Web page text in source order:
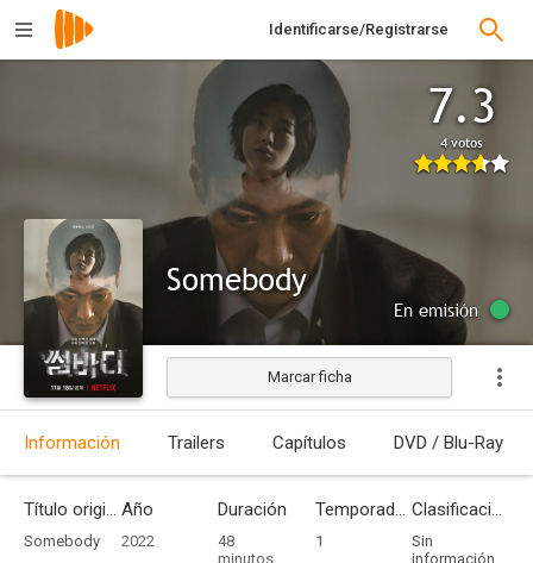
Identificarse/Registrarse
7.3
4 votos
Somebody
En emisión
Marcar ficha
Información Trailers Capítulos DVD / Blu-Ray
Título original
Somebody
Año
2022
Duración
48
minutos
Temporadas
1
Clasificación por edades
Sin
información